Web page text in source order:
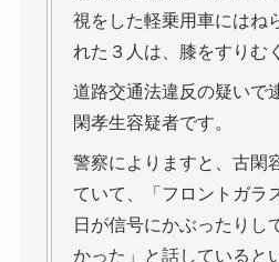
視をした軽乗用車にはね
れた３人は、膝をすりむ
道路交通法違反の疑いで
閑孝生容疑者です。
警察によりますと、古閑
ていて、「フロントガラ
日が信号にかぶったりし
かった」と話していると